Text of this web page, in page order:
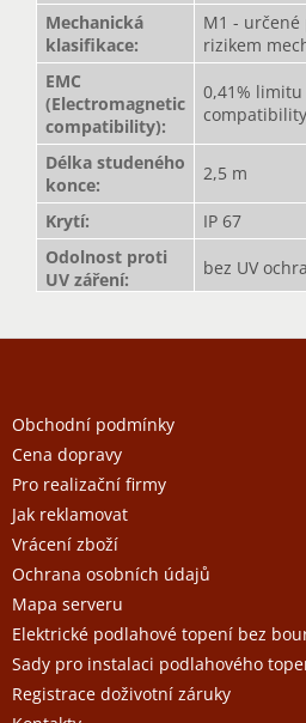
Mechanická
klasifikace:
M1 -
rizikem
EMC
(Electromagnetic
compatibility):
0,41% limitu
Délka studeného
konce:
2,5 m
Krytí:
IP 67
Odolnost proti
UV záření:
bez UV
Z
aObchodní podmínky
Cena dopravy
Pro realizační firmy
Jak reklamovat
Vrácení zboží
Ochrana osobních údajů
Mapa serveru
Elektrické podlahové topení bez
Sady pro instalaci podlahového
Registrace doživotní záruky